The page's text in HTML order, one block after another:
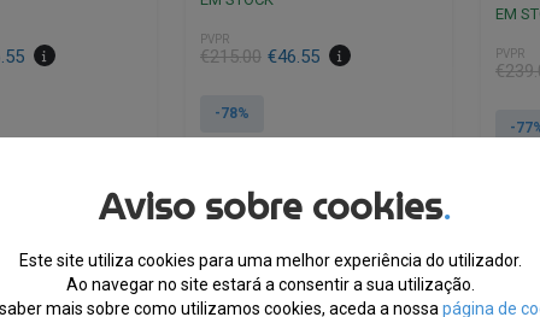
PVPR
€215.00
O
original
era:
€46.55
O
atual
é:
-78%
EM
PVPR
€
O
O
atual
-
Aviso sobre cookies.
Este site utiliza cookies para uma melhor experiência do utilizador.
Ao navegar no site estará a consentir a sua utilização.
mais sobre como utilizamos cookies, aceda a nossa página de